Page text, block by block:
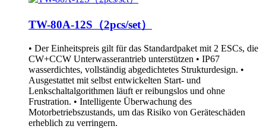
TW-80A-12S（2pcs/set）
• Der Einheitspreis gilt für das Standardpaket mit 2 ESCs, die
CW+CCW Unterwasserantrieb unterstützen • IP67
wasserdichtes, vollständig abgedichtetes Strukturdesign. •
Ausgestattet mit selbst entwickelten Start- und
Lenkschaltalgorithmen läuft er reibungslos und ohne
Frustration. • Intelligente Überwachung des
Motorbetriebszustands, um das Risiko von Geräteschäden
erheblich zu verringern.